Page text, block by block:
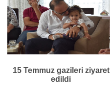
15 Temmuz gazileri ziyaret
edildi